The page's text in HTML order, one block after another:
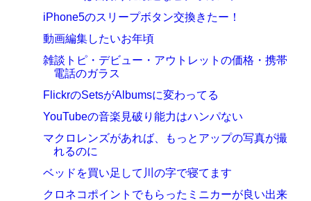
iPhone5のスリープボタン交換きたー！
動画編集したいお年頃
雑談トピ・デビュー・アウトレットの価格・携帯
電話のガラス
FlickrのSetsがAlbumsに変わってる
YouTubeの音楽見破り能力はハンパない
マクロレンズがあれば、もっとアップの写真が撮
れるのに
ベッドを買い足して川の字で寝てます
クロネコポイントでもらったミニカーが良い出来